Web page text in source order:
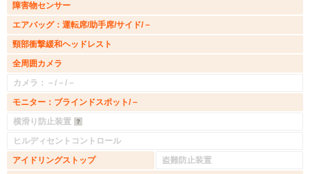
障害物センサー
エアバッグ：運転席/助手席/サイド/－
頸部衝撃緩和ヘッドレスト
全周囲カメラ
カメラ：－/－/－
モニター：ブラインドスポット/－
横滑り防止装置
ヒルディセントコントロール
アイドリングストップ
盗難防止装置